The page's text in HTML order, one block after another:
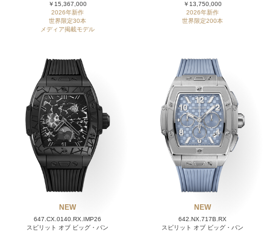
￥15,367,000
2026年新作
世界限定30本
メディア掲載モデル
￥13,750,000
2026年新作
世界限定200本
NEW
647.CX.0140.RX.IMP26
スピリット オブ ビッグ・バン
NEW
642.NX.717B.RX
スピリット オブ ビッグ・バン